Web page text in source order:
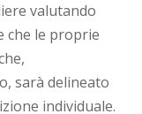
valutando
che le proprie
sarà delineato
individuale.